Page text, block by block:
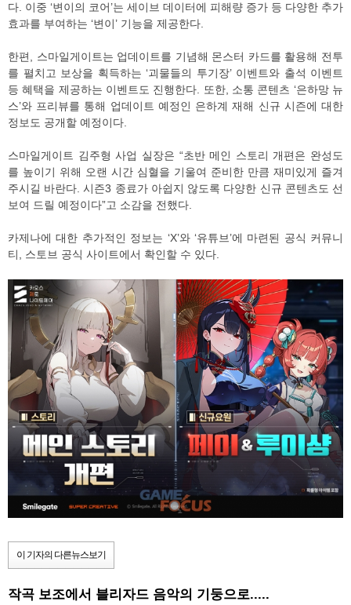
다. 이중 ‘변이의 코어’는 세이브 데이터에 피해량 증가 등 다양한 추가
효과를 부여하는 ‘변이’ 기능을 제공한다.
한편, 스마일게이트는 업데이트를 기념해 몬스터 카드를 활용해 전투
를 펼치고 보상을 획득하는 ‘괴물들의 투기장’ 이벤트와 출석 이벤트
등 혜택을 제공하는 이벤트도 진행한다. 또한, 소통 콘텐츠 ‘은하망 뉴
스’와 프리뷰를 통해 업데이트 예정인 은하계 재해 신규 시즌에 대한
정보도 공개할 예정이다.
스마일게이트 김주형 사업 실장은 “초반 메인 스토리 개편은 완성도
를 높이기 위해 오랜 시간 심혈을 기울여 준비한 만큼 재미있게 즐겨
주시길 바란다. 시즌3 종료가 아쉽지 않도록 다양한 신규 콘텐츠도 선
보여 드릴 예정이다”고 소감을 전했다.
카제나에 대한 추가적인 정보는 ‘X’와 ‘유튜브’에 마련된 공식 커뮤니
티, 스토브 공식 사이트에서 확인할 수 있다.
이 기자의 다른뉴스보기
작곡 보조에서 블리자드 음악의 기둥으로.....